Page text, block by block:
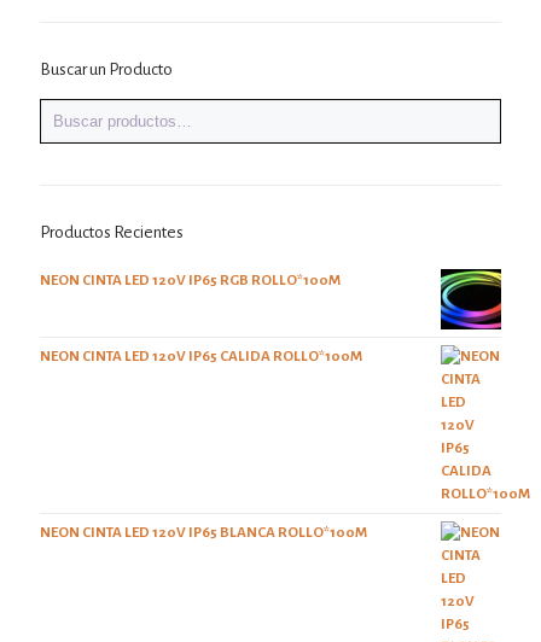
Buscar un Producto
Productos Recientes
NEON CINTA LED 120V IP65 RGB ROLLO*100M
NEON CINTA LED 120V IP65 CALIDA ROLLO*100M
NEON CINTA LED 120V IP65 BLANCA ROLLO*100M